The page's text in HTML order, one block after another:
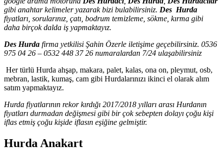
gibi anahtar kelimeler yazarak bizi bulabilirsiniz. Des Hurda
fiyatları, sorularınız, çatı, bodrum temizleme, sökme, kırma gibi
daha birçok dalda iş yapmaktayız.
Des Hurda firma yetkilisi Şahin Özerle iletişime geçebilirsiniz. 0536
975 04 26 – 0532 448 37 26 numaralardan 7/24 ulaşabilirsiniz
Her türlü Hurda ahşap, makara, palet, kalas, ona on, pleymut, osb,
mebran, lastik, kumaş, cam gibi Hurdalarınızı ikinci el olarak alım
satım yapmaktayız.
Hurda fiyatlarının rekor kırdığı 2017/2018 yılları arası Hurdanın
fiyatları durmadan değişmesi gibi bir çok sebepten dolayı çoğu kişi
iflas etmiş çoğu kişide iflasın eşiğine gelmiştir.
Hurda Anakart